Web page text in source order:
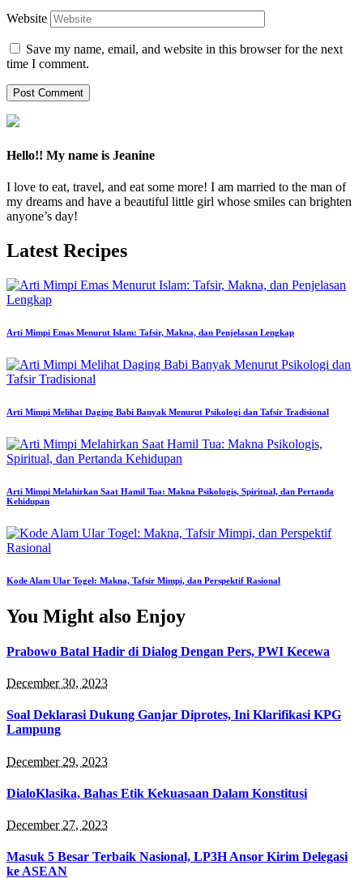
Website
Save my name, email, and website in this browser for the next
time I comment.
Hello!! My name is Jeanine
I love to eat, travel, and eat some more! I am married to the man of
my dreams and have a beautiful little girl whose smiles can brighten
anyone’s day!
Latest Recipes
Arti Mimpi Emas Menurut Islam: Tafsir, Makna, dan Penjelasan Lengkap
Arti Mimpi Melihat Daging Babi Banyak Menurut Psikologi dan Tafsir Tradisional
Arti Mimpi Melahirkan Saat Hamil Tua: Makna Psikologis, Spiritual, dan Pertanda
Kehidupan
Kode Alam Ular Togel: Makna, Tafsir Mimpi, dan Perspektif Rasional
You Might also Enjoy
Prabowo Batal Hadir di Dialog Dengan Pers, PWI Kecewa
December 30, 2023
Soal Deklarasi Dukung Ganjar Diprotes, Ini Klarifikasi KPG
Lampung
December 29, 2023
DialoKlasika, Bahas Etik Kekuasaan Dalam Konstitusi
December 27, 2023
Masuk 5 Besar Terbaik Nasional, LP3H Ansor Kirim Delegasi
ke ASEAN